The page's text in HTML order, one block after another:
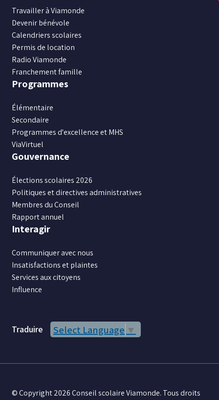
sur
Facebook
sur
Instagram
sur
X
Youtube
sur
Travailler à Viamonde
Devenir bénévole
Calendriers scolaires
Permis de location
Radio Viamonde
Franchement famille
Programmes
Élémentaire
Secondaire
Programmes d'excellence et MHS
ViaVirtuel
Gouvernance
Élections scolaires 2026
Politiques et directives administratives
Membres du Conseil
Rapport annuel
Interagir
Communiquer avec nous
Insatisfactions et plaintes
Services aux citoyens
Influence
Traduire Select Language ▼
© Copyright 2026 Conseil scolaire Viamonde. Tous droits